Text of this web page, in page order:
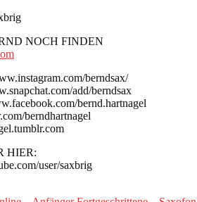
NOCH FINDEN
berndsax/
add/berndsax
bernd.hartnagel
berndhartnagel
HIER:
user/saxbrig